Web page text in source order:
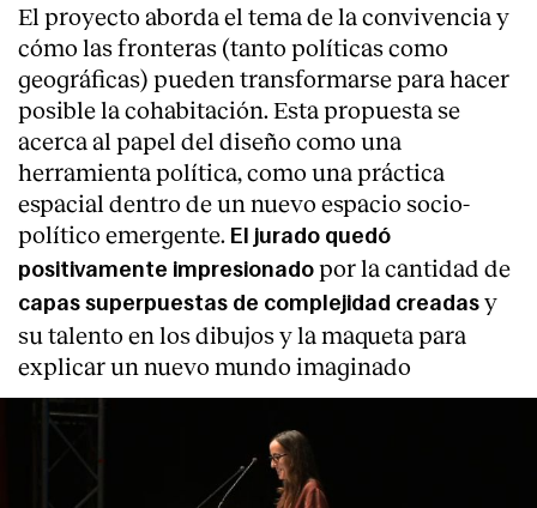
El proyecto aborda el tema de la convivencia y
cómo las fronteras (tanto políticas como
geográficas) pueden transformarse para hacer
posible la cohabitación. Esta propuesta se
acerca al papel del diseño como una
herramienta política, como una práctica
espacial dentro de un nuevo espacio socio-
político emergente. El jurado quedó
positivamente impresionado por la cantidad de
capas superpuestas de complejidad creadas y
su talento en los dibujos y la maqueta para
explicar un nuevo mundo imaginado